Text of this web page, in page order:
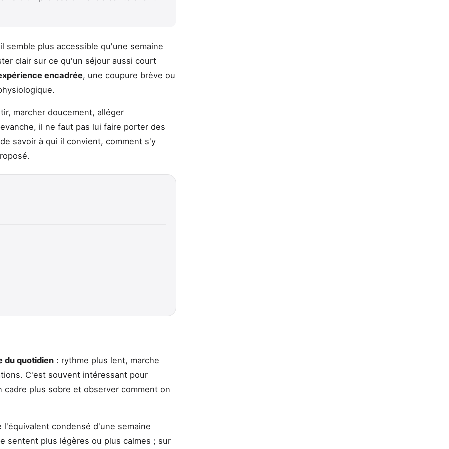
semble plus accessible qu'une semaine
clair sur ce qu'un séjour aussi court
encadrée, une coupure brève ou
marcher doucement, alléger
il ne faut pas lui faire porter des
savoir à qui il convient, comment s'y
du quotidien : rythme plus lent, marche
C'est souvent intéressant pour
plus sobre et observer comment on
condensé d'une semaine
sentent plus légères ou plus calmes ; sur